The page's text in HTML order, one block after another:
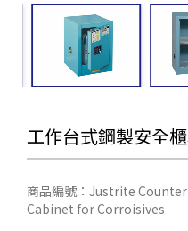
工作台式鋼製安全
商品編號：Justrite
Cabinet for Corroisives